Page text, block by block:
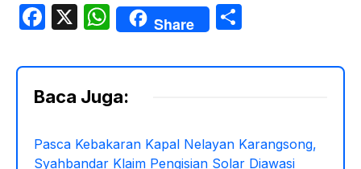
F
c
e
o
X
W
h
at
s
p
Share
ar
Baca Juga:
Pasca Kebakaran Kapal Nelayan Karangsong,
Syahbandar Klaim Pengisian Solar Diawasi